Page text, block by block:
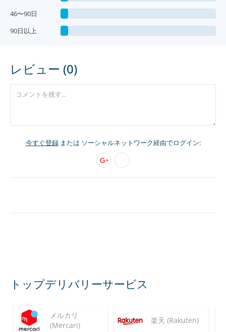
46〜90日
90日以上
レビュー (0)
今すぐ登録または ソーシャルネットワーク経由でログイン:
トップデリバリーサービス
メルカリ
(Mercari)
楽天 (Rakuten)